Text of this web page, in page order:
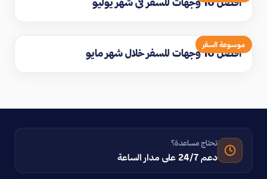
موسوعة السفر
افضل 10 وجهات للسفر خلال شهر مايو
تحتاج مساعدة؟
دعم 24/7 على مدار الساعة